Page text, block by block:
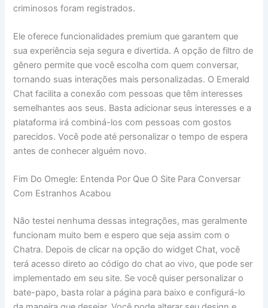
criminosos foram registrados.
Ele oferece funcionalidades premium que garantem que
sua experiência seja segura e divertida. A opção de filtro de
gênero permite que você escolha com quem conversar,
tornando suas interações mais personalizadas. O Emerald
Chat facilita a conexão com pessoas que têm interesses
semelhantes aos seus. Basta adicionar seus interesses e a
plataforma irá combiná-los com pessoas com gostos
parecidos. Você pode até personalizar o tempo de espera
antes de conhecer alguém novo.
Fim Do Omegle: Entenda Por Que O Site Para Conversar
Com Estranhos Acabou
Não testei nenhuma dessas integrações, mas geralmente
funcionam muito bem e espero que seja assim com o
Chatra. Depois de clicar na opção do widget Chat, você
terá acesso direto ao código do chat ao vivo, que pode ser
implementado em seu site. Se você quiser personalizar o
bate-papo, basta rolar a página para baixo e configurá-lo